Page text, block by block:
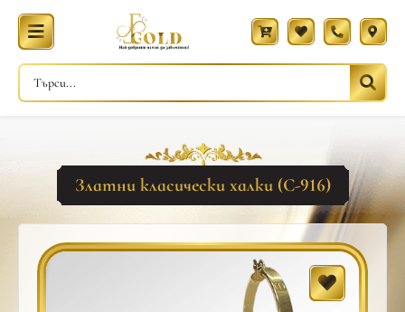
Златни класически халки (С-916)